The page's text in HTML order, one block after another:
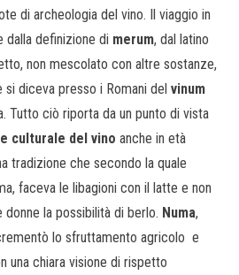
di archeologia del vino. Il viaggio in
dalla definizione di merum, dal latino
non mescolato con altre sostanze,
diceva presso i Romani del vinum
Tutto ciò riporta da un punto di vista
culturale del vino anche in età
tradizione che secondo la quale
faceva le libagioni con il latte e non
la possibilità di berlo. Numa,
lo sfruttamento agricolo e
una chiara visione di rispetto